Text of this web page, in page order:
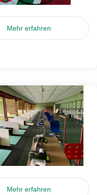
Mehr erfahren
Mehr erfahren